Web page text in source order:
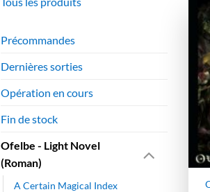
Précommandes
Dernières sorties
Opération en cours
Fin de stock
Ofelbe - Light Novel
(Roman)
A Certain Magical Index